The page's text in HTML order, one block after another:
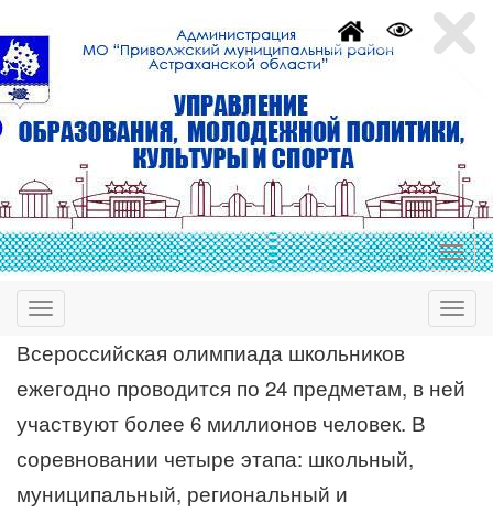
Всероссийская олимпиада школьников
ежегодно проводится по 24 предметам, в ней
участвуют более 6 миллионов человек. В
соревновании четыре этапа: школьный,
муниципальный, региональный и